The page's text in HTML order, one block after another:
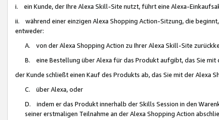
i. ein Kunde, der Ihre Alexa Skill-Site nutzt, führt eine Alexa-
ii. während einer einzigen Alexa Shopping Action-Sitzung, die
entweder:
A. von der Alexa Shopping Action zu Ihrer Alexa Skill-Site
B. eine Bestellung über Alexa für das Produkt aufgibt, das Sie mit
der Kunde schließt einen Kauf des Produkts ab, das Sie mit der Alexa
C. über Alexa, oder
D. indem er das Produkt innerhalb der Skills Session in den
seiner erstmaligen Teilnahme an der Alexa Shopping Action